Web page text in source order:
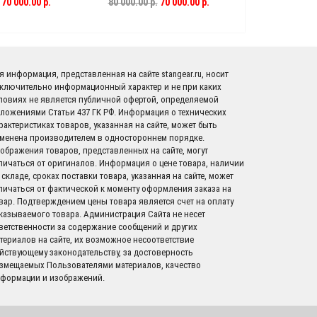
информация, представленная на сайте stangear.ru, носит
информационный характер и не при каких
не является публичной офертой, определяемой
Статьи 437 ГК РФ. Информация о технических
товаров, указанная на сайте, может быть
производителем в одностороннем порядке.
товаров, представленных на сайте, могут
от оригиналов. Информация о цене товара, наличии
сроках поставки товара, указанная на сайте, может
от фактической к моменту оформления заказа на
Подтверждением цены товара является счет на оплату
товара. Администрация Сайта не несет
за содержание сообщений и других
на сайте, их возможное несоответствие
законодательству, за достоверность
Пользователями материалов, качество
и изображений.